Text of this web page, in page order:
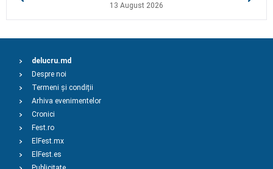
13 August 2026
delucru.md
Despre noi
Termeni și condiții
Arhiva evenimentelor
Cronici
Fest.ro
ElFest.mx
ElFest.es